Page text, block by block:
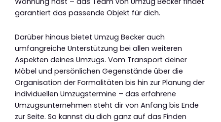
garantiert das passende Objekt für dich.
Darüber hinaus bietet Umzug Becker auch
umfangreiche Unterstützung bei allen weiteren
Aspekten deines Umzugs. Vom Transport deiner
Möbel und persönlichen Gegenstände über die
Organisation der Formalitäten bis hin zur Planung der
individuellen Umzugstermine – das erfahrene
Umzugsunternehmen steht dir von Anfang bis Ende
zur Seite. So kannst du dich ganz auf das Finden